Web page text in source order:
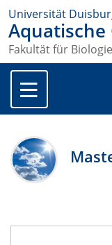
Universität
Aquatische
Fakultät für Biologie